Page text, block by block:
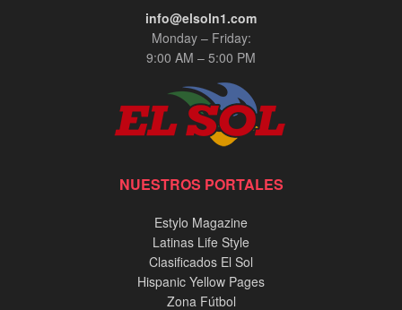
info@elsoln1.com
Monday – Friday:
9:00 AM – 5:00 PM
NUESTROS PORTALES
Estylo Magazine
Latinas Life Style
Clasificados El Sol
Hispanic Yellow Pages
Zona Fútbol